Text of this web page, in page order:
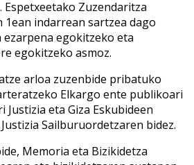
Espetxeetako Zuzendaritza
indarrean sartzea dago
egokitzeko eta
egokitzeko asmoz.
arloa zuzenbide pribatuko
Elkargo ente publikoari
eta Giza Eskubideen
Sailburuordetzaren bidez.
Memoria eta Bizikidetza